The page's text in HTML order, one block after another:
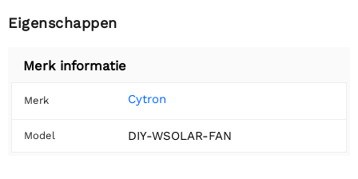
Eigenschappen
Merk informatie
Merk Cytron
Model DIY-WSOLAR-FAN